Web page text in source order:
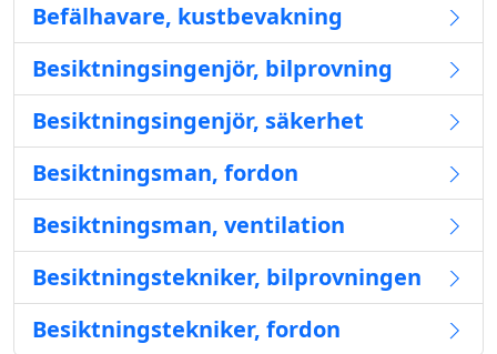
Befälhavare, kustbevakning
Besiktningsingenjör, bilprovning
Besiktningsingenjör, säkerhet
Besiktningsman, fordon
Besiktningsman, ventilation
Besiktningstekniker, bilprovningen
Besiktningstekniker, fordon